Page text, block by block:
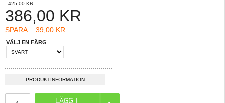
425,00 KR
386,00 KR
SPARA: 39,00 KR
VÄLJ EN FÄRG
PRODUKTINFORMATION